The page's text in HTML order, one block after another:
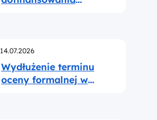
002/26
Opublikowano
14.07.2026
Wydłużenie terminu
oceny formalnej w